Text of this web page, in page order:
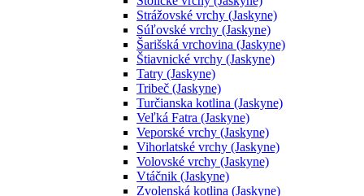
Strážovské vrchy (Jaskyne)
Súľovské vrchy (Jaskyne)
Šarišská vrchovina (Jaskyne)
Štiavnické vrchy (Jaskyne)
Tatry (Jaskyne)
Tribeč (Jaskyne)
Turčianska kotlina (Jaskyne)
Veľká Fatra (Jaskyne)
Veporské vrchy (Jaskyne)
Vihorlatské vrchy (Jaskyne)
Volovské vrchy (Jaskyne)
Vtáčnik (Jaskyne)
Zvolenská kotlina (Jaskyne)